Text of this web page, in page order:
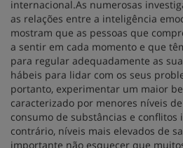
internacional.As numerosas
as relações entre a inteligência
mostram que as pessoas que
a sentir em cada momento e que
para regular adequadamente as
hábeis para lidar com os seus
portanto, experimentar um maior
caracterizado por menores níveis
consumo de substâncias e conflitos
contrário, níveis mais elevados de
importante não esquecer que